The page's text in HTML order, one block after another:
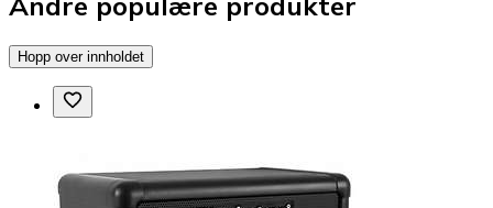
Hopp over innholdet